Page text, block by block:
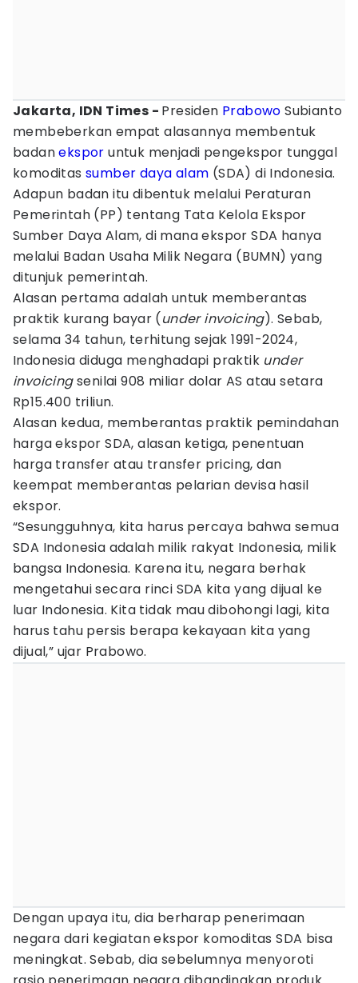
Jakarta, IDN Times - Presiden Prabowo Subianto
membeberkan empat alasannya membentuk
badanekspor untuk menjadi pengekspor tunggal
komoditassumber daya alam (SDA) di Indonesia.
Adapun badan itu dibentuk melalui Peraturan
Pemerintah (PP) tentang Tata Kelola Ekspor
Sumber Daya Alam, di mana ekspor SDA hanya
melalui Badan Usaha Milik Negara (BUMN) yang
ditunjuk pemerintah.
Alasan pertama adalah untuk memberantas
praktik kurang bayar (under invoicing). Sebab,
selama 34 tahun, terhitung sejak 1991-2024,
Indonesia diduga menghadapi praktik under
invoicingsenilai 908 miliar dolar AS atau setara
Rp15.400 triliun.
Alasan kedua, memberantas praktik pemindahan
harga ekspor SDA, alasan ketiga, penentuan
harga transfer atau transfer pricing, dan
keempat memberantas pelarian devisa hasil
ekspor.
“Sesungguhnya, kita harus percaya bahwa semua
SDA Indonesia adalah milik rakyat Indonesia, milik
bangsa Indonesia. Karena itu, negara berhak
mengetahui secara rinci SDA kita yang dijual ke
luar Indonesia. Kita tidak mau dibohongi lagi, kita
harus tahu persis berapa kekayaan kita yang
dijual,” ujar Prabowo.
Dengan upaya itu, dia berharap penerimaan
negara dari kegiatan ekspor komoditas SDA bisa
meningkat. Sebab, dia sebelumnya menyoroti